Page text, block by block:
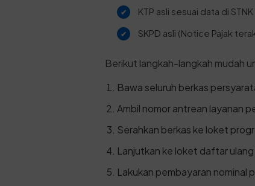
KTP asli sesuai data di STNK
SKPD asli (Notice Pajak
Berikut langkah-langkah mudah
Bawa seluruh berkas
Ambil nomor antrean layanan
Serahkan berkas ke loket
Lanjutkan ke loket daftar
Lakukan pembayaran nominal